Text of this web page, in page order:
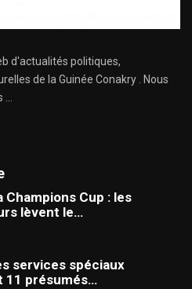
d'actualités politiques,
de la Guinée Conakry . Nous
Champions Cup : les
lèvent le…
services spéciaux
11 présumés…